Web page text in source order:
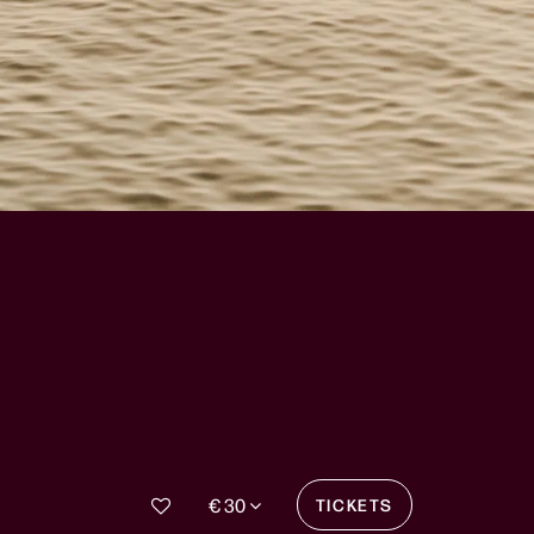
€ 30 TICKETS